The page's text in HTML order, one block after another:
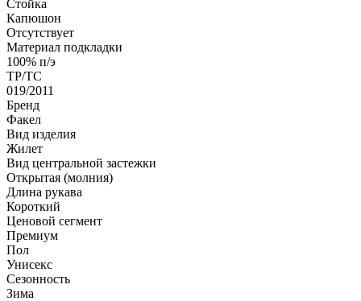
Стойка
Капюшон
Отсутствует
Материал подкладки
100% п/э
ТР/ТС
019/2011
Бренд
Факел
Вид изделия
Жилет
Вид центральной застежки
Открытая (молния)
Длина рукава
Короткий
Ценовой сегмент
Премиум
Пол
Унисекс
Сезонность
Зима